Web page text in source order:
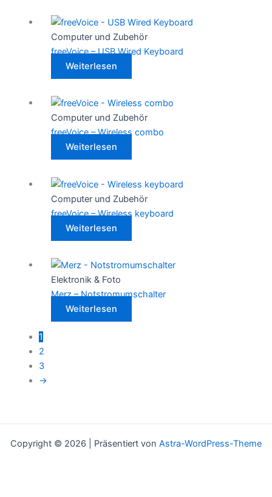
Computer und Zubehör
freeVoice – USB Wired Keyboard
Weiterlesen
Computer und Zubehör
freeVoice – Wireless combo
Weiterlesen
Computer und Zubehör
freeVoice – Wireless keyboard
Weiterlesen
Elektronik & Foto
Merz – Notstromumschalter
Weiterlesen
1
2
3
→
Copyright © 2026 | Präsentiert von Astra-WordPress-Theme